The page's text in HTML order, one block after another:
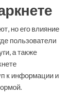
но его влияние
пользователи
а также
к информации и